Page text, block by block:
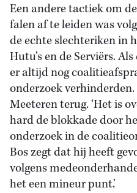
Een andere tactiek om
falen af te leiden was
de echte slechteriken in
Hutu’s en de Serviërs.
er altijd nog
onderzoek
Meeteren terug. ‘Het is
hard de blokkade door
onderzoek in de
Bos zegt dat hij heeft
volgens
het een mineur punt.’